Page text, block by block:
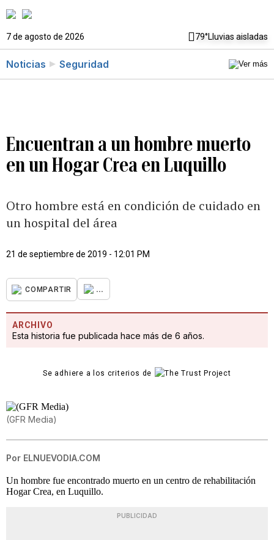
7 de agosto de 2026 79°Lluvias aisladas
Noticias Seguridad
Encuentran a un hombre muerto
en un Hogar Crea en Luquillo
Otro hombre está en condición de cuidado en
un hospital del área
21 de septiembre de 2019 - 12:01 PM
COMPARTIR ...
ARCHIVO
Esta historia fue publicada hace más de 6 años.
Se adhiere a los criterios de
(GFR Media)
Por ELNUEVODIA.COM
Un hombre fue encontrado muerto en un centro de rehabilitación
Hogar Crea, en Luquillo.
PUBLICIDAD